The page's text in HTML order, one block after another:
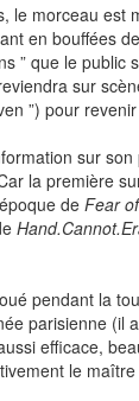
morceau
en bouffées de
” que le
sur
”) pour
sur
la première
de Fear
pendant la
parisienne
efficace,
le